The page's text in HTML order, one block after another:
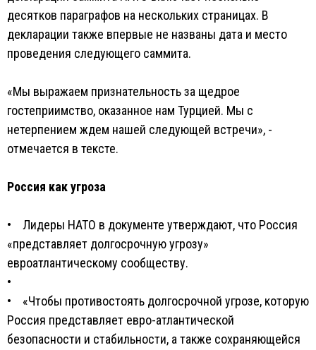
десятков параграфов на нескольких страницах. В
декларации также впервые не названы дата и место
проведения следующего саммита.
«Мы выражаем признательность за щедрое
гостеприимство, оказанное нам Турцией. Мы с
нетерпением ждем нашей следующей встречи», -
отмечается в тексте.
Россия как угроза
• Лидеры НАТО в документе утверждают, что Россия
«представляет долгосрочную угрозу»
евроатлантическому сообществу.
•
• «Чтобы противостоять долгосрочной угрозе, которую
Россия представляет евро-атлантической
безопасности и стабильности, а также сохраняющейся